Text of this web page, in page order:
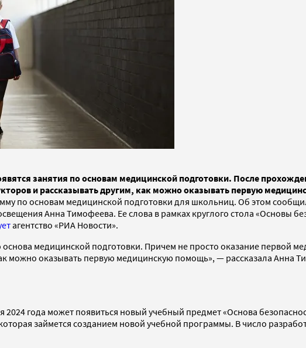
занятия по основам медицинской подготовки. После
и рассказывать другим, как можно оказывать первую
по основам медицинской подготовки для школьниц. Об этом
Анна Тимофеева. Ее слова в рамках круглого стола «Основы
агентство «РИА Новости».
медицинской подготовки. Причем не просто оказание первой
можно оказывать первую медицинскую помощь», — рассказала Анна
2024 года может появиться новый учебный предмет «Основа
займется созданием новой учебной программы. В число